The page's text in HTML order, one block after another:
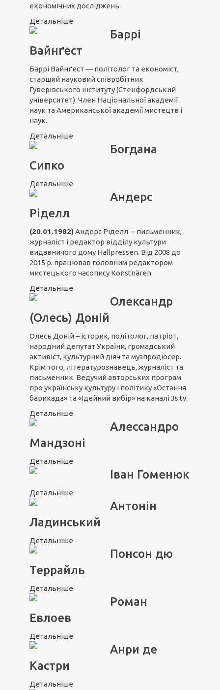
економічних досліджень.
Детальніше
Баррі
Вайнґест
Баррі Вайнґест — політолог та економіст,
старший науковий співробітник
Гуверівського інституту (Стенфордський
університет). Член Національної академії
наук та Американської академії мистецтв і
наук.
Детальніше
Богдана
Сипко
Детальніше
Андерс
Ріделл
(20.01.1982)Андерс Ріделл – письменник,
журналіст і редактор відділу культури
видавничого дому Hallpressen. Від 2008 до
2015 р. працював головним редактором
мистецького часопису Konstnären.
Детальніше
Олександр
(Олесь) Доній
Олесь Доній – історик, політолог, патріот,
народний депутат України, громадський
активіст, культурний діяч та музпродюсер.
Крім того, літературознавець, журналіст та
письменник. Ведучий авторських програм
про українську культуру і політику «Остання
барикада» та «Ідейний вибір» на каналі 3s.tv.
Детальніше
Алессандро
Мандзоні
Детальніше
Іван Гоменюк
Детальніше
Антонін
Ладинський
Детальніше
Понсон дю
Террайль
Детальніше
Роман
Евлоев
Детальніше
Анри де
Кастри
Детальніше